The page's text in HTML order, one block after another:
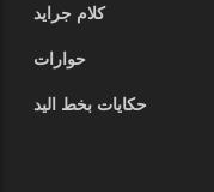
كلام جرايد
حوارات
حكايات بخط اليد